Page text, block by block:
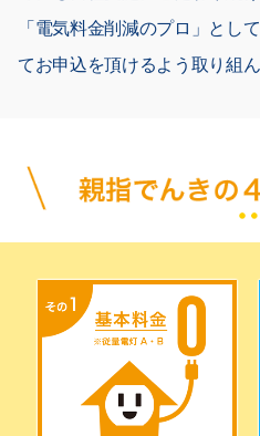
「電気料金削減のプロ」とし
てお申込を頂けるよう取り組